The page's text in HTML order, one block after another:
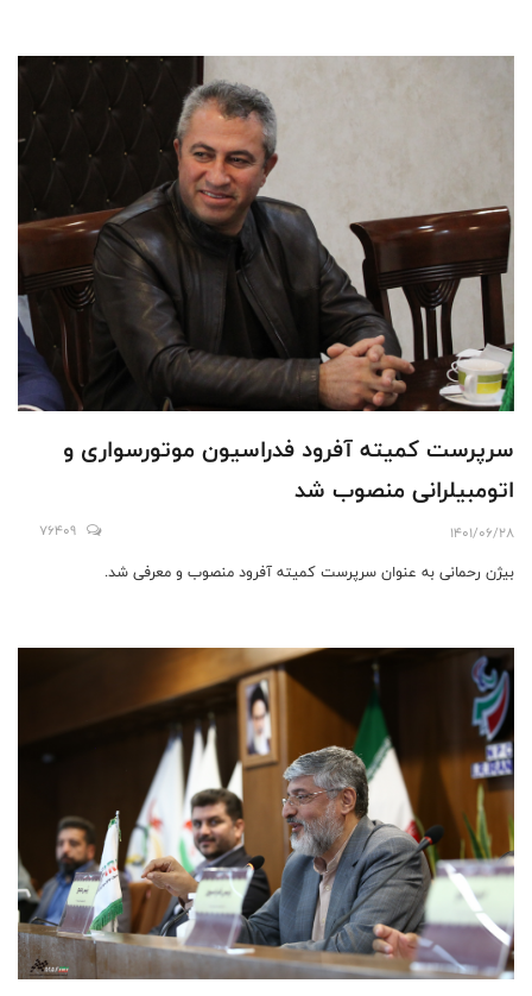
سرپرست کمیته آفرود فدراسیون موتورسواری و
اتومبیلرانی منصوب شد
1401/06/28
76409
بیژن رحمانی به عنوان سرپرست کمیته آفرود منصوب و معرفی شد.